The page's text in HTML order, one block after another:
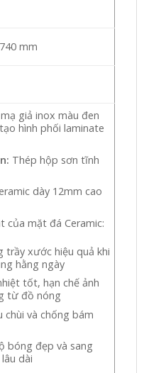
mm
giả inox màu đen
hình phối laminate
Thép hộp sơn tĩnh
dày 12mm cao
của mặt đá Ceramic:
trầy xước hiệu quả khi
hằng ngày
tốt, hạn chế ảnh
từ đồ nóng
chùi và chống bám
bóng đẹp và sang
dài